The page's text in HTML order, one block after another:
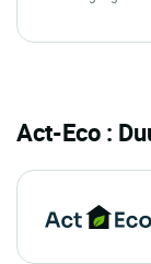
Act-Eco :